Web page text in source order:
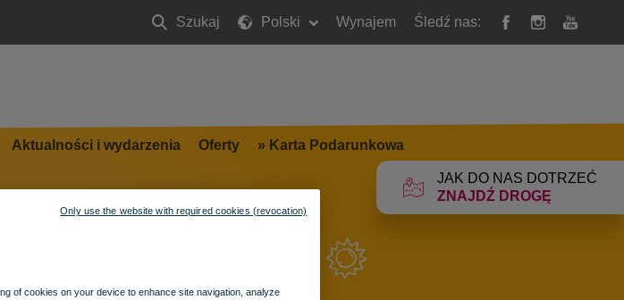
Szukaj
Szukaj
Polski Wynajem Śledź nas:
JAK DO NAS DOTRZEĆ
ZNAJDŹ DROGĘ
Aktualności i wydarzenia Oferty » Karta Podarunkowa
of cookies on your device to enhance site navigation, analyze
Only use the website with required cookies (revocation)